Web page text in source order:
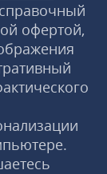
офертой,